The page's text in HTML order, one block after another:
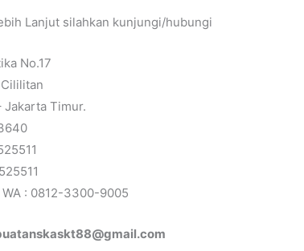
Lanjut silahkan kunjungi/hubungi
No.17
Cililitan
Jakarta Timur.
WA : 0812-3300-9005